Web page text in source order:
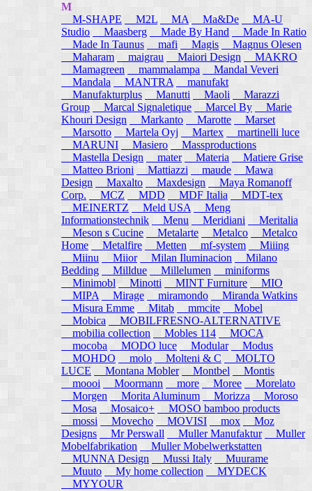
M
M-SHAPE
M2L MA Ma&De
MA-U
Studio
Maasberg Made By Hand
Made In Ratio
Made In Taunus
mafi Magis
Magnus Olesen
Maharam
maigrau Maiori Design
MAKRO
Mamagreen
mammalampa
Mandal Veveri
Mandala
MANTRA
manufakt
Manufakturplus
Manutti Maoli
Marazzi
Group
Marcal Signaletique Marcel By
Marie
Khouri Design
Markanto Marotte
Marset
Marsotto
Martela Oyj Martex
martinelli luce
MARUNI
Masiero
Massproductions
Mastella Design
mater Materia
Matiere Grise
Matteo Brioni
Mattiazzi maude
Mawa
Design
Maxalto Maxdesign
Maya Romanoff
Corp.
MCZ MDD MDF Italia
MDT-tex
MEINERTZ
Meld USA
Meng
Informationstechnik
Menu Meridiani
Meritalia
Meson s Cucine
Metalarte Metalco
Metalco
Home Metalfire Metten mf-system
Miiing
Miinu
Miior Milan Iluminacion
Milano
Bedding
Milldue Millelumen
miniforms
Minimobl Minotti MINT Furniture
MIO
MIPA
Mirage miramondo
Miranda Watkins
Misura Emme
Mitab mmcite
Mobel
Mobica
MOBILFRESNO-ALTERNATIVE
mobilia collection
Mobles 114
MOCA
mocoba
MODO luce Modular
Modus
MOHDO
molo Molteni & C
MOLTO
LUCE
Montana Mobler Montbel
Montis
moooi
Moormann more Moree
Morelato
Morgen
Morita Aluminum Morizza
Moroso
Mosa
Mosaico+
MOSO bamboo products
mossi
Movecho MOVISI mox
Moz
Designs
Mr Perswall Muller Manufaktur
Muller
Mobelfabrikation
Muller Mobelwerkstatten
MUNNA Design
Mussi Italy
Muurame
Muuto My home collection
MYDECK
MYYOUR